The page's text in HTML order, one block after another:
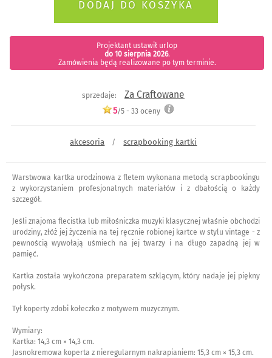
Projektant ustawił urlop
do 10 sierpnia 2026.
Zamówienia będą realizowane po tym terminie.
sprzedaje: Za Craftowane
5/5 - 33oceny
akcesoria / scrapbooking kartki
Warstwowa kartka urodzinowa z fletem wykonana metodą scrapbookingu
z wykorzystaniem profesjonalnych materiałów i z dbałością o każdy
szczegół.
Jeśli znajoma flecistka lub miłośniczka muzyki klasycznej właśnie obchodzi
urodziny, złóż jej życzenia na tej ręcznie robionej kartce w stylu vintage - z
pewnością wywołają uśmiech na jej twarzy i na długo zapadną jej w
pamięć.
Kartka została wykończona preparatem szklącym, który nadaje jej piękny
połysk.
Tył koperty zdobi kołeczko z motywem muzycznym.
Wymiary:
Kartka: 14,3 cm × 14,3 cm.
Jasnokremowa koperta z nieregularnym nakrapianiem: 15,3 cm × 15,3 cm.